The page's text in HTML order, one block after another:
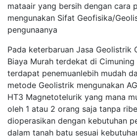
mataair yang bersih dengan cara
mengunakan Sifat Geofisika/
pengunaanya
Pada keterbaruan Jasa Geolistrik
Biaya Murah terdekat di
terdapat penemuanlebih mudah
metode Geolistrik mengunakan
HT3 Magnetotelurik yang mana
oleh 1 atau 2 orang saja tanpa
dioperasikan dengan kebutuhan
dalam tanah batu sesuai